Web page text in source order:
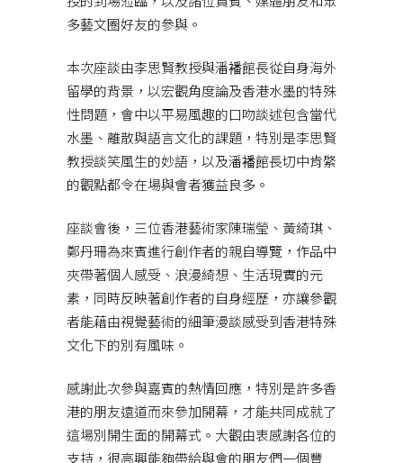
多藝文圈好友的參與。
本次座談由李思賢教授與潘襎館長從自身海外
留學的背景，以宏觀角度論及香港水墨的特殊
性問題，會中以平易風趣的口吻談述包含當代
水墨、離散與語言文化的課題，特別是李思賢
教授談笑風生的妙語，以及潘襎館長切中肯綮
的觀點都令在場與會者獲益良多。
座談會後，三位香港藝術家陳瑞瑩、黃綺琪、
鄭丹珊為來賓進行創作者的親自導覽，作品中
夾帶著個人感受、浪漫綺想、生活現實的元
素，同時反映著創作者的自身經歷，亦讓參觀
者能藉由視覺藝術的細筆漫談感受到香港特殊
文化下的別有風味。
感謝此次參與嘉賓的熱情回應，特別是許多香
港的朋友遠道而來參加開幕，才能共同成就了
這場別開生面的開幕式。大觀由衷感謝各位的
支持，很高興能夠帶給與會的朋友們一個豐